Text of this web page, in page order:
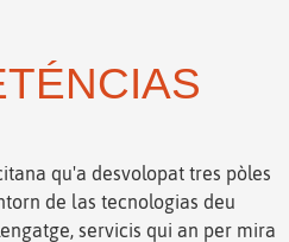
qu'a desvolopat tres pòles
de las tecnologias deu
servicis qui an per mira